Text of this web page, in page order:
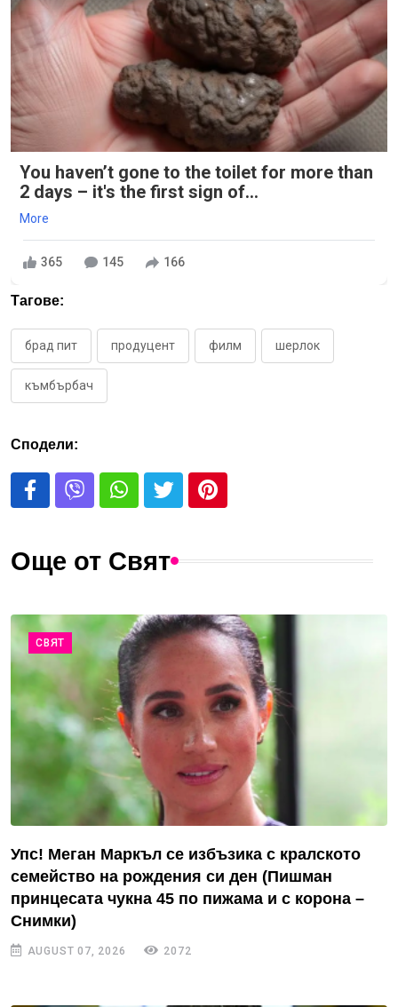
You haven’t gone to the toilet for more than
2 days – it's the first sign of...
More
365 145 166
Тагове:
брад пит продуцент филм шерлок
къмбърбач
Сподели:
Още от Свят
СВЯТ
Упс! Меган Маркъл се избъзика с кралското
семейство на рождения си ден (Пишман
принцесата чукна 45 по пижама и с корона –
Снимки)
AUGUST 07, 2026 2072